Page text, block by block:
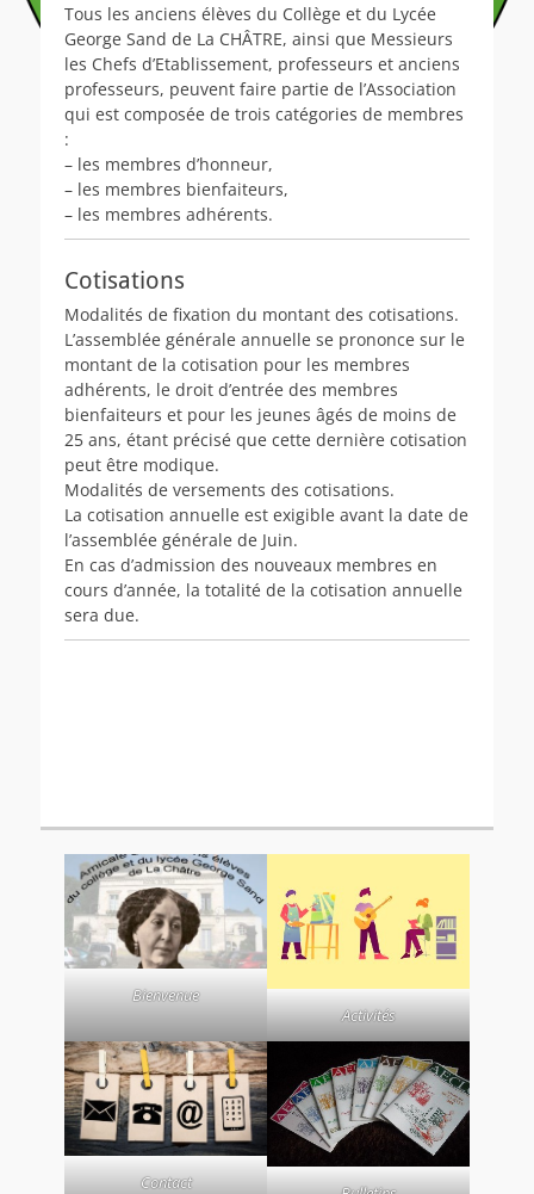
Tous les anciens élèves du Collège et du Lycée
George Sand de La CHÂTRE, ainsi que Messieurs
les Chefs d’Etablissement, professeurs et anciens
professeurs, peuvent faire partie de l’Association
qui est composée de trois catégories de membres
:
– les membres d’honneur,
– les membres bienfaiteurs,
– les membres adhérents.
Cotisations
Modalités de fixation du montant des cotisations.
L’assemblée générale annuelle se prononce sur le
montant de la cotisation pour les membres
adhérents, le droit d’entrée des membres
bienfaiteurs et pour les jeunes âgés de moins de
25 ans, étant précisé que cette dernière cotisation
peut être modique.
Modalités de versements des cotisations.
La cotisation annuelle est exigible avant la date de
l’assemblée générale de Juin.
En cas d’admission des nouveaux membres en
cours d’année, la totalité de la cotisation annuelle
sera due.
Bienvenue
Activités
Contact